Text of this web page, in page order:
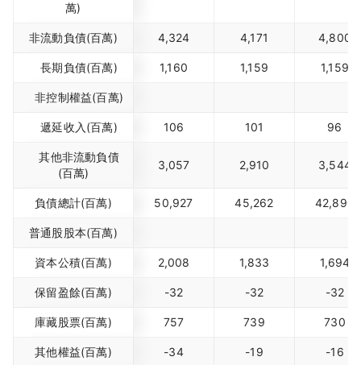
萬)
非流動負債(百萬) 4,324 4,171 4,800
長期負債(百萬) 1,160 1,159 1,159
非控制權益(百萬)
遞延收入(百萬) 106 101 96
其他非流動負債
(百萬)
3,057 2,910 3,544
負債總計(百萬) 50,927 45,262 42,890
普通股股本(百萬)
資本公積(百萬) 2,008 1,833 1,694
保留盈餘(百萬) -32 -32 -32
庫藏股票(百萬) 757 739 730
其他權益(百萬) -34 -19 -16